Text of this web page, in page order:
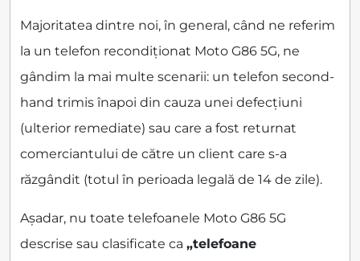
Majoritatea dintre noi, în general, când ne referim
la un telefon recondiționat Moto G86 5G, ne
gândim la mai multe scenarii: un telefon second-
hand trimis înapoi din cauza unei defecțiuni
(ulterior remediate) sau care a fost returnat
comerciantului de către un client care s-a
răzgândit (totul în perioada legală de 14 de zile).
Așadar, nu toate telefoanele Moto G86 5G
descrise sau clasificate ca „telefoane